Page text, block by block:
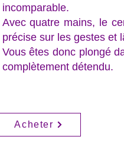
incomparable.
Avec quatre mains, le
précise sur les gestes et
Vous êtes donc plongé
complètement détendu.
Acheter